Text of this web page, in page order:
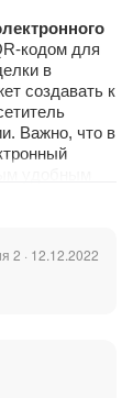
кодом для
в
создавать к
Важно, что в
удобным
в
билетах
2 · 12.12.2022